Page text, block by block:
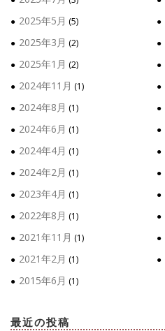
2025年5月 (5)
2025年3月 (2)
2025年1月 (2)
2024年11月 (1)
2024年8月 (1)
2024年6月 (1)
2024年4月 (1)
2024年2月 (1)
2023年4月 (1)
2022年8月 (1)
2021年11月 (1)
2021年2月 (1)
2015年6月 (1)
最近の投稿